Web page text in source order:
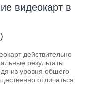
видеокарт в
)
действительно
результаты
из уровня общего
отличаться